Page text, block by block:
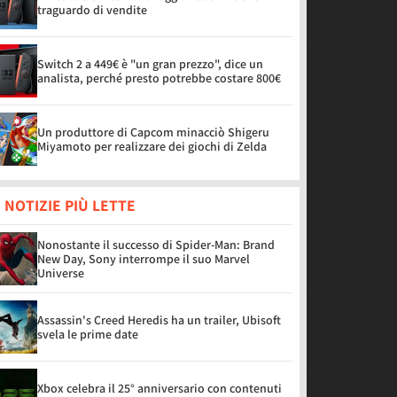
traguardo di vendite
Switch 2 a 449€ è "un gran prezzo", dice un
analista, perché presto potrebbe costare 800€
Un produttore di Capcom minacciò Shigeru
Miyamoto per realizzare dei giochi di Zelda
NOTIZIE PIÙ LETTE
Nonostante il successo di Spider-Man: Brand
New Day, Sony interrompe il suo Marvel
Universe
Assassin's Creed Heredis ha un trailer, Ubisoft
svela le prime date
Xbox celebra il 25° anniversario con contenuti